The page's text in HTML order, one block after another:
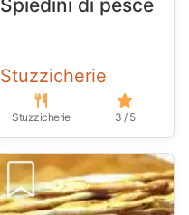
Spiedini di pesce
Stuzzicherie
Stuzzicherie 3 / 5